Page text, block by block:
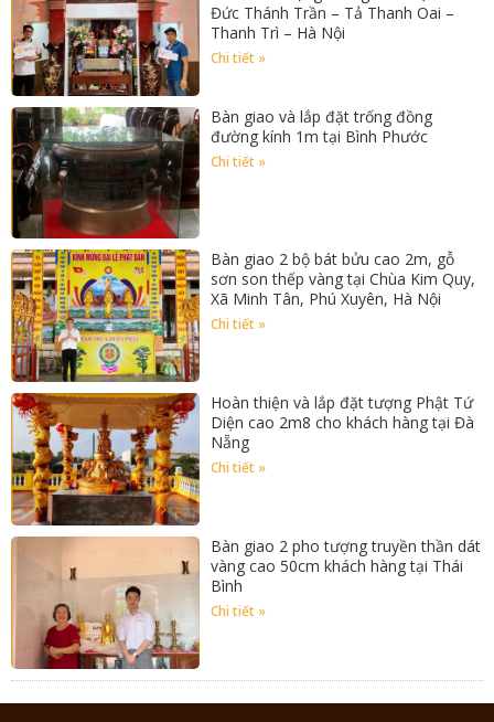
Đức Thánh Trần – Tả Thanh Oai –
Thanh Trì – Hà Nội
Chi tiết »
Bàn giao và lắp đặt trống đồng
đường kính 1m tại Bình Phước
Chi tiết »
Bàn giao 2 bộ bát bửu cao 2m, gỗ
sơn son thếp vàng tại Chùa Kim Quy,
Xã Minh Tân, Phú Xuyên, Hà Nội
Chi tiết »
Hoàn thiện và lắp đặt tượng Phật Tứ
Diện cao 2m8 cho khách hàng tại Đà
Nẵng
Chi tiết »
Bàn giao 2 pho tượng truyền thần dát
vàng cao 50cm khách hàng tại Thái
Bình
Chi tiết »